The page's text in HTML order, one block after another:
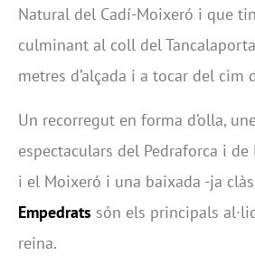
Natural del Cadí-Moixeró i que
culminant al coll del
metres d’alçada i a tocar del cim
Un recorregut en forma d’olla,
espectaculars del Pedraforca i de
i el Moixeró i una baixada -ja
Empedrats són els principals
reina.